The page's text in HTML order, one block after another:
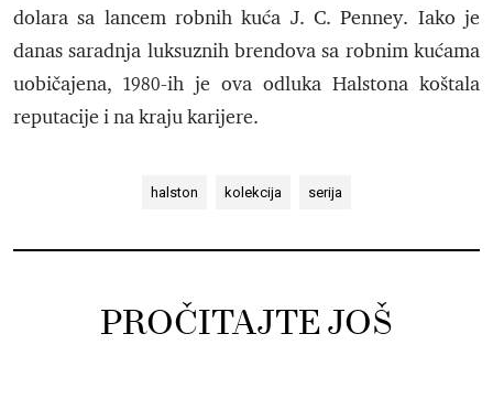
dolara sa lancem robnih kuća J. C. Penney. Iako je
danas saradnja luksuznih brendova sa robnim kućama
uobičajena, 1980-ih je ova odluka Halstona koštala
reputacije i na kraju karijere.
halston kolekcija serija
PROČITAJTE JOŠ